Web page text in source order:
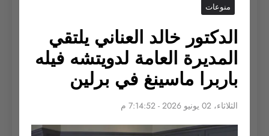
منوعات
الدكتور خالد العناني يلتقي
المديرة العامة لدويتشه فيله
باربرا ماسينغ في برلين
الثلاثاء، 02 يونيو 2026 - 7:14:52 م